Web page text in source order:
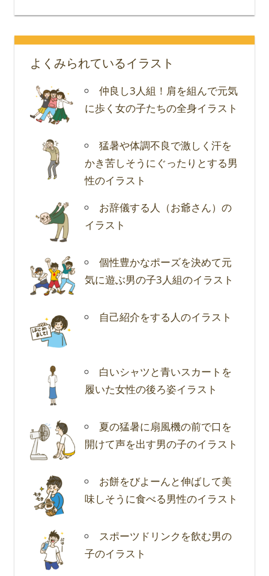
よくみられているイラスト
仲良し3人組！肩を組んで元気
に歩く女の子たちの全身イラスト
猛暑や体調不良で激しく汗を
かき苦しそうにぐったりとする男
性のイラスト
お辞儀する人（お爺さん）の
イラスト
個性豊かなポーズを決めて元
気に遊ぶ男の子3人組のイラスト
自己紹介をする人のイラスト
白いシャツと青いスカートを
履いた女性の後ろ姿イラスト
夏の猛暑に扇風機の前で口を
開けて声を出す男の子のイラスト
お餅をびよーんと伸ばして美
味しそうに食べる男性のイラスト
スポーツドリンクを飲む男の
子のイラスト